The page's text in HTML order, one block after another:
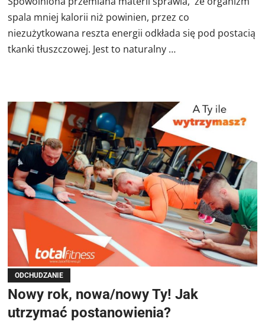
spala mniej kalorii niż powinien, przez co
niezużytkowana reszta energii odkłada się pod postacią
tkanki tłuszczowej. Jest to naturalny …
ODCHUDZANIE
Nowy rok, nowa/nowy Ty! Jak
utrzymać postanowienia?